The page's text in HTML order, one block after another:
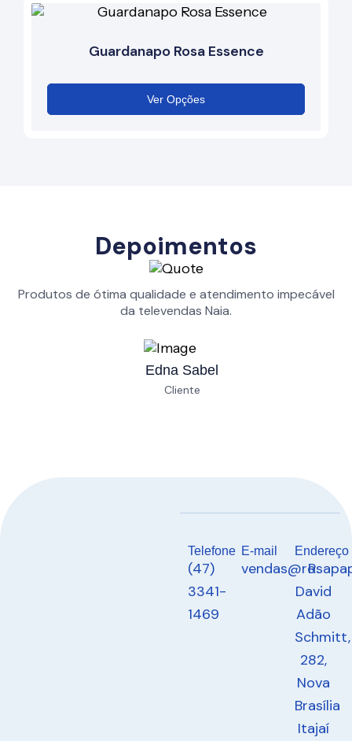
Guardanapo Rosa Essence
Ver Opções
Depoimentos
Produtos de ótima qualidade e atendimento impecável
da televendas Naia.
Edna Sabel
Cliente
Telefone
(47)
3341-
1469
E-mail Endereço
R.
David
Adão
Schmitt,
282,
Nova
Brasília
Itajaí